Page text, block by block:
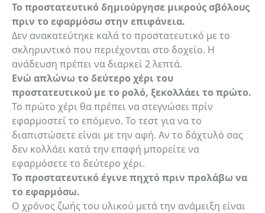
Το προστατευτικό δημιούργησε μικρούς σβόλους
πριν το εφαρμόσω στην επιφάνεια.
Δεν ανακατεύτηκε καλά το προστατευτικό με το
σκληρυντικό που περιέχονται στο δοχείο. Η
ανάδευση πρέπει να διαρκεί 2 λεπτά.
Ενώ απλώνω το δεύτερο χέρι του
προστατευτικού με το ρολό, ξεκολλάει το πρώτο.
Το πρώτο χέρι θα πρέπει να στεγνώσει πρίν
εφαρμοστεί το επόμενο. Το τεστ για να το
διαπιστώσετε είναι με την αφή. Αν το δάχτυλό σας
δεν κολλάει κατά την επαφή μπορείτε να
εφαρμόσετε το δεύτερο χέρι.
Το προστατευτικό έγινε πηχτό πριν προλάβω να
το εφαρμόσω.
Ο χρόνος ζωής του υλικού μετά την ανάμειξη είναι